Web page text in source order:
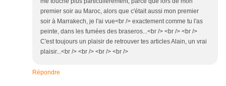
premier soir au Maroc, alors que c'était aussi mon premier
soir à Marrakech, je l'ai vue<br /> exactement comme tu l'as
peinte, dans les fumées des braseros...<br /> <br /> <br />
C'est toujours un plaisir de retrouver tes articles Alain, un vrai
plaisir...<br /> <br /> <br /> <br />
Répondre